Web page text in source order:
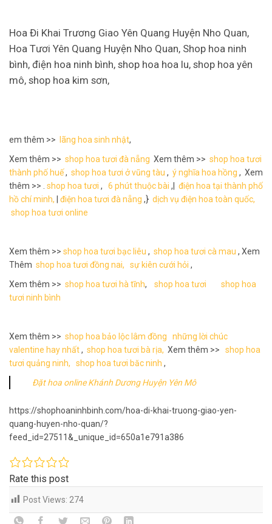
Hoa Đi Khai Trương Giao Yên Quang Huyện Nho Quan,
Hoa Tươi Yên Quang Huyện Nho Quan, Shop hoa ninh
bình, điện hoa ninh bình, shop hoa hoa lu, shop hoa yên
mô, shop hoa kim sơn,
em thêm >> lãng hoa sinh nhật,
Xem thêm >> shop hoa tươi đà nẵng Xem thêm >> shop hoa tươi
thành phố huế, shop hoa tươi ở vũng tàu , ý nghĩa hoa hồng , Xem
thêm >> .
shop hoa tươi , 6 phút thuộc bài ,| điện hoa tại thành phố
hồ chí minh,
điện hoa tươi đà nẵng ,} dịch vụ điện hoa toàn quốc,
shop hoa tươi online
Xem thêm >> shop hoa tươi bạc liêu , shop hoa tươi cà mau , Xem
Thêm shop hoa tươi đồng nai, sự kiên cưới hỏi ,
Xem thêm >> shop hoa tươi hà tĩnh, shop hoa tươi
shop hoa
tươi ninh bình
Xem thêm >> shop hoa bảo lộc lâm đồng
những lời chúc
valentine hay nhất, shop hoa tươi bà rịa, Xem thêm >> shop hoa
tươi quảng ninh,
shop hoa tươi băc ninh ,
Đặt hoa online Khánh Dương Huyện Yên Mô
https://shophoaninhbinh.com/hoa-di-khai-truong-giao-yen-
quang-huyen-nho-quan/?
feed_id=27511&_unique_id=650a1e791a386
Rate this post
Post Views: 274